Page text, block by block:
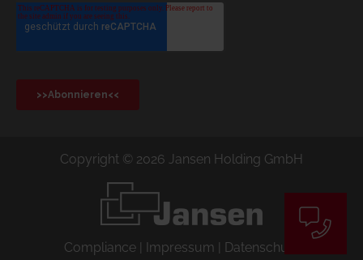
Copyright © 2026 Jansen Holding GmbH
Compliance | Impressum | Datenschutz